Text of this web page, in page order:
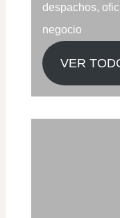
despachos,
negocio
VER